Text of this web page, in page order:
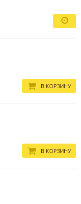
В КОРЗИНУ
В КОРЗИНУ